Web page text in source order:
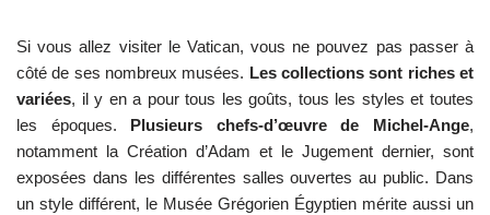
Si vous allez visiter le Vatican, vous ne pouvez pas passer à
côté de ses nombreux musées. Les collections sont riches et
variées, il y en a pour tous les goûts, tous les styles et toutes
les époques. Plusieurs chefs-d’œuvre de Michel-Ange,
notamment la Création d’Adam et le Jugement dernier, sont
exposées dans les différentes salles ouvertes au public. Dans
un style différent, le Musée Grégorien Égyptien mérite aussi un